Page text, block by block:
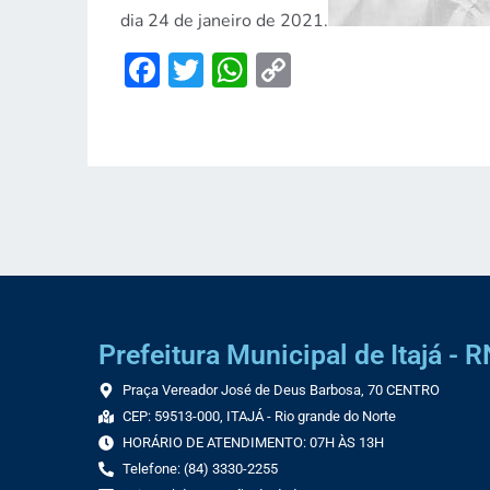
dia 24 de janeiro de 2021.
Facebook
TwitterWhatsApp
Copy
Prefeitura Municipal de Itajá -
Praça Vereador José de Deus Barbosa, 70 CENTRO
CEP: 59513-000, ITAJÁ - Rio grande do Norte
HORÁRIO DE ATENDIMENTO: 07H ÀS 13H
Telefone: (84) 3330-2255